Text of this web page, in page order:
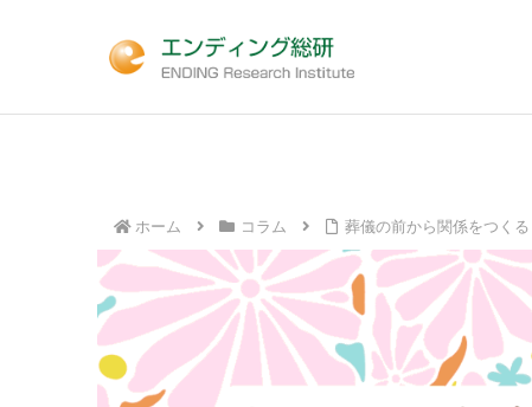
ホーム コラム 葬儀の前から関係をつくる